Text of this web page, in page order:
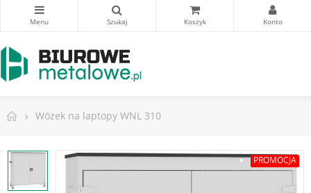
Wózek na laptopy WNL 310
PROMOCJA